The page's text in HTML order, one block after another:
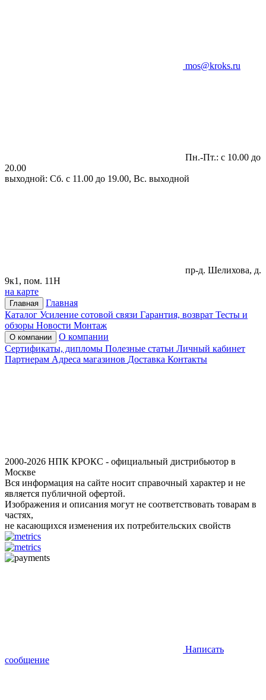
mos@kroks.ru
Пн.-Пт.: с 10.00 до
20.00
выходной: Сб. с 11.00 до 19.00, Вс. выходной
пр-д. Шелихова, д.
9к1, пом. 11Н
на карте
Главная
Главная
Каталог Усиление сотовой связи Гарантия, возврат Тесты и
обзоры Новости Монтаж
О компании
О компании
Сертификаты, дипломы Полезные статьи Личный кабинет
Партнерам Адреса магазинов Доставка Контакты
2000-2026 НПК КРОКС - официальный дистрибьютор в
Москве
Вся информация на сайте носит справочный характер и не
является публичной офертой.
Изображения и описания могут не соответствовать товарам в
частях,
не касающихся изменения их потребительских свойств
Написать
сообщение